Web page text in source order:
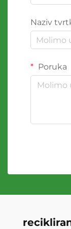
Naziv
Poruka